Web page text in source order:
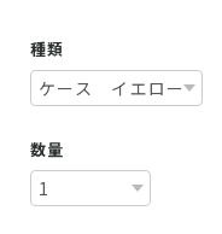
種類
数量